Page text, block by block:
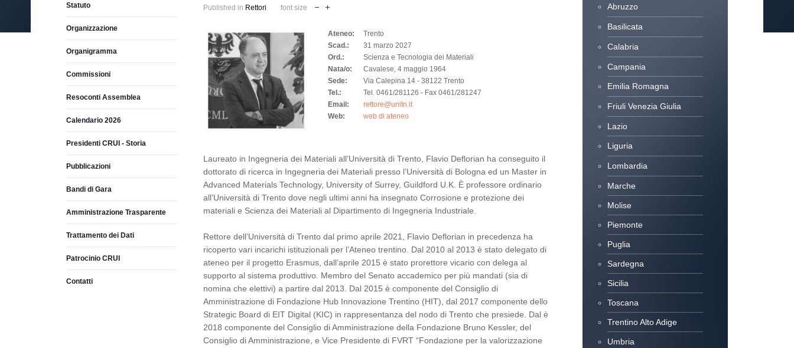
Published in Rettori font size
Ateneo:
Trento
Scad.:
31 marzo 2027
Ord.:
Scienza e Tecnologia dei Materiali
Nata/o:
Cavalese, 4 maggio 1964
Sede:
Via Calepina 14 - 38122 Trento
Tel.:
Tel. 0461/281126 - Fax 0461/281247
Email:
rettore@unitn.it
Web:
web di ateneo
Laureato in Ingegneria dei Materiali all’Università di Trento, Flavio Deflorian ha conseguito il
dottorato di ricerca in Ingegneria dei Materiali presso l’Università di Bologna ed un Master in
Advanced Materials Technology, University of Surrey, Guildford U.K. È professore ordinario
all’Università di Trento dove negli ultimi anni ha insegnato Corrosione e protezione dei
materiali e Scienza dei Materiali al Dipartimento di Ingegneria Industriale.
Rettore dell’Università di Trento dal primo aprile 2021, Flavio Deflorian in precedenza ha
ricoperto vari incarichi istituzionali per l’Ateneo trentino. Dal 2010 al 2013 è stato delegato di
ateneo per il progetto Erasmus, dall’aprile 2015 è stato prorettore vicario con delega al
supporto al sistema produttivo. Membro del Senato accademico per più mandati (sia di
nomina che elettivi) a partire dal 2013. Dal 2015 è componente del Consiglio di
Amministrazione di Fondazione Hub Innovazione Trentino (HIT), dal 2017 componente dello
Strategic Board di EIT Digital (KIC) in rappresentanza del nodo di Trento che presiede. Dal è
2018 componente del Consiglio di Amministrazione della Fondazione Bruno Kessler, del
Consiglio di Amministrazione, e Vice Presidente di FVRT “Fondazione per la valorizzazione
Statuto
Organizzazione
Organigramma
Commissioni
Resoconti Assemblea
Calendario 2026
Presidenti CRUI - Storia
Pubblicazioni
Bandi di Gara
Amministrazione Trasparente
Trattamento dei Dati
Patrocinio CRUI
Contatti
Abruzzo
Basilicata
Calabria
Campania
Emilia Romagna
Friuli Venezia Giulia
Lazio
Liguria
Lombardia
Marche
Molise
Piemonte
Puglia
Sardegna
Sicilia
Toscana
Trentino Alto Adige
Umbria